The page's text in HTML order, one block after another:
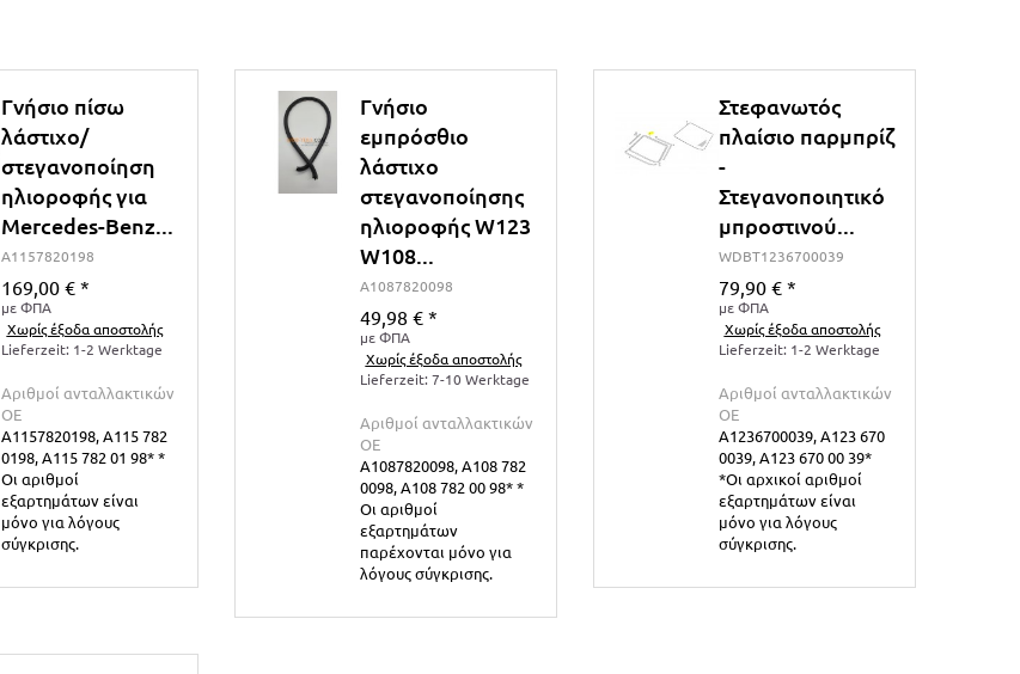
Γνήσιο πίσω
λάστιχο/
στεγανοποίηση
ηλιοροφής για
Mercedes-Benz...
A1157820198
169,00 € *
με ΦΠΑ
Χωρίς έξοδα αποστολής
Lieferzeit: 1-2 Werktage
Αριθμοί ανταλλακτικών
ΟΕ
A1157820198, A115 782
0198, A115 782 01 98* *
Οι αριθμοί
εξαρτημάτων είναι
μόνο για λόγους
σύγκρισης.
Γνήσιο
εμπρόσθιο
λάστιχο
στεγανοποίησης
ηλιοροφής W123
W108...
A1087820098
49,98 € *
με ΦΠΑ
Χωρίς έξοδα αποστολής
Lieferzeit: 7-10 Werktage
Αριθμοί ανταλλακτικών
ΟΕ
A1087820098, A108 782
0098, A108 782 00 98* *
Οι αριθμοί
εξαρτημάτων
παρέχονται μόνο για
λόγους σύγκρισης.
Στεφανωτός
πλαίσιο παρμπρίζ
-
Στεγανοποιητικό
μπροστινού...
WDBT1236700039
79,90 € *
με ΦΠΑ
Χωρίς έξοδα αποστολής
Lieferzeit: 1-2 Werktage
Αριθμοί ανταλλακτικών
ΟΕ
A1236700039, A123 670
0039, A123 670 00 39*
*Οι αρχικοί αριθμοί
εξαρτημάτων είναι
μόνο για λόγους
σύγκρισης.